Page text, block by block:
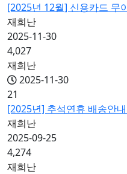
[2025년 12월] 신용카드 무
재희난
2025-11-30
4,027
재희난
2025-11-30
21
[2025년] 추석연휴 배송안
재희난
2025-09-25
4,274
재희난